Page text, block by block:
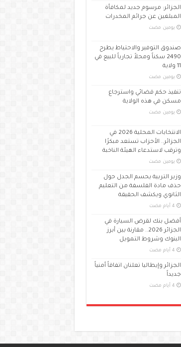
الجزائر: مرسوم جديد لمكافأة
المبلغين عن جرائم المخدرات
‏يومين مضت
صندوق التوفير والاحتياط يطرح
2490 سكناً ومحلاً تجارياً للبيع في
11 ولاية
‏يومين مضت
تنفيذ حكم قضائي واسترجاع
مسكن في هذه الولاية
‏يومين مضت
الانتخابات المحلية 2026 في
الجزائر.. الأحزاب تستعد مبكرًا
وترقب لاستدعاء الهيئة الناخبة
‏يومين مضت
وزير التربية يحسم الجدل حول
حذف مادة الفلسفة من التعليم
الثانوي ويكشف الحقيقة
أفضل بنك لقرض السيارة في
الجزائر 2026.. مقارنة بين أبرز
البنوك وشروط التمويل
الجزائر وإيطاليا تعلنان اتفاقاً أمنياً
جديداً